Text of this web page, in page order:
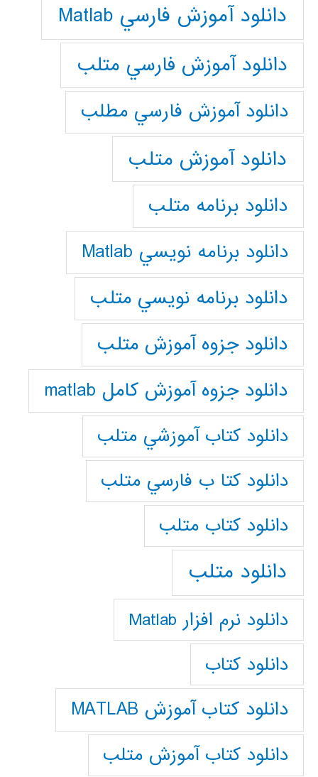
دانلود آموزش فارسي Matlab
دانلود آموزش فارسي متلب
دانلود آموزش فارسي مطلب
دانلود آموزش متلب
دانلود برنامه متلب
دانلود برنامه نويسي Matlab
دانلود برنامه نويسي متلب
دانلود جزوه آموزش متلب
دانلود جزوه آموزش کامل matlab
دانلود كتاب آموزشي متلب
دانلود كتا ب فارسي متلب
دانلود كتاب متلب
دانلود متلب
دانلود نرم افزار Matlab
دانلود کتاب
دانلود کتاب آموزش MATLAB
دانلود کتاب آموزش متلب